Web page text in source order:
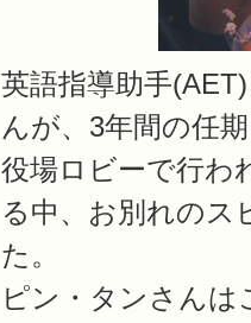
英語指導助手
んが、3年間の任
役場ロビーで行わ
る中、お別れのス
た。
ピン・タンさんは